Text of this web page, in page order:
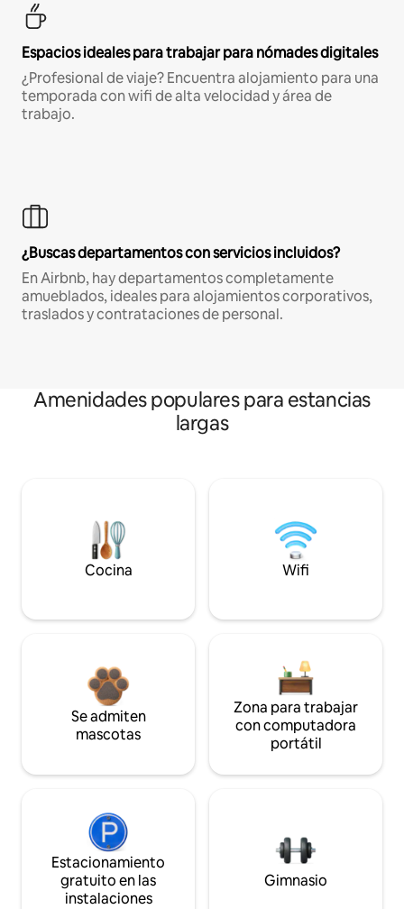
Espacios ideales para trabajar para nómades digitales
¿Profesional de viaje? Encuentra alojamiento para una
temporada con wifi de alta velocidad y área de
trabajo.
¿Buscas departamentos con servicios incluidos?
En Airbnb, hay departamentos completamente
amueblados, ideales para alojamientos corporativos,
traslados y contrataciones de personal.
Amenidades populares para estancias
largas
Cocina Wifi
Se admiten
mascotas
Zona para trabajar
con computadora
portátil
Estacionamiento
gratuito en las
instalaciones
Gimnasio